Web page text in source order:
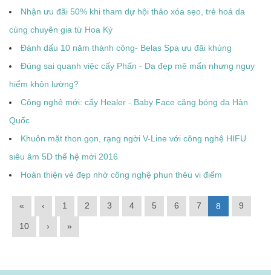
Nhận ưu đãi 50% khi tham dự hội thảo xóa sẹo, trẻ hoá da
cùng chuyên gia từ Hoa Kỳ
Đánh dấu 10 năm thành công- Belas Spa ưu đãi khủng
Đúng sai quanh việc cấy Phấn - Da đẹp mê mẩn nhưng nguy
hiểm khôn lường?
Công nghệ mới: cấy Healer - Baby Face căng bóng da Hàn
Quốc
Khuôn mặt thon gọn, rạng ngời V-Line với công nghệ HIFU
siêu âm 5D thế hệ mới 2016
Hoàn thiện vẻ đẹp nhờ công nghệ phun thêu vi điểm
« ‹ 1 2 3 4 5 6 7 8 9
10 › »